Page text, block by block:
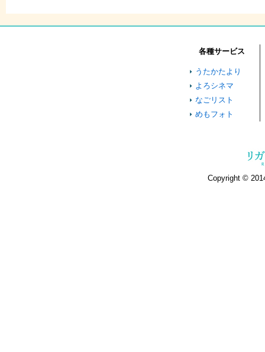
各種サービス
うたかたより
よろシネマ
なごリスト
めもフォト
Copyright ©